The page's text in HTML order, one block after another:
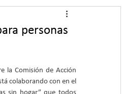
personas
colaborando con en el